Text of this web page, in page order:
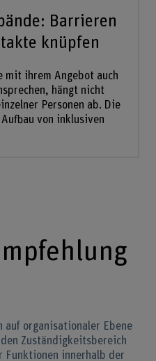
Barrieren
knüpfen
mit ihrem Angebot auch
hängt nicht
Personen ab. Die
von inklusiven
auf organisationaler Ebene
Zuständigkeitsbereich
Funktionen innerhalb der